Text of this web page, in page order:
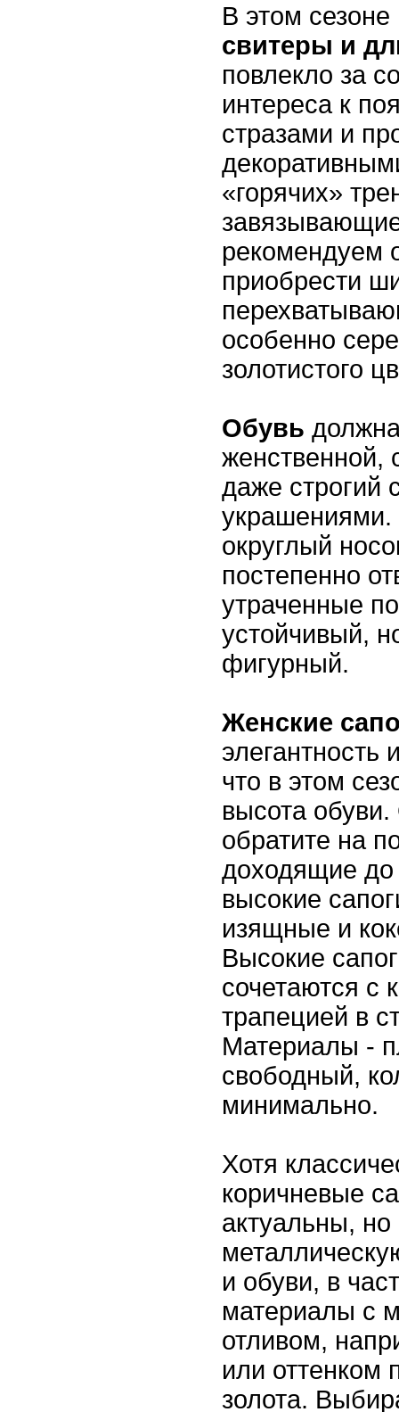
В этом
свитеры и
повлекло за
интереса к
стразами и
«горячих»
рекомендуем
приобрести
особенно
золотистого
Обувь
женственной,
даже строгий
округлый
постепенно
утраченные
устойчивый,
фигурный.
Женские
что в этом
высота
обратите на
доходящие
высокие
изящные и
Высокие
сочетаются с
трапецией в
Материалы -
свободный,
минимально.
Хотя
коричневые
актуальны,
и обуви, в
материалы с
отливом,
или оттенком
золота.